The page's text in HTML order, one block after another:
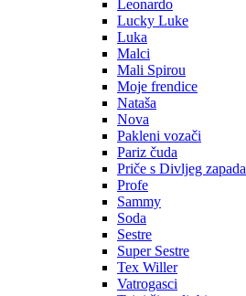
Leonardo
Lucky Luke
Luka
Malci
Mali Spirou
Moje frendice
Nataša
Nova
Pakleni vozači
Pariz čuda
Priče s Divljeg zapada
Profe
Sammy
Soda
Sestre
Super Sestre
Tex Willer
Vatrogasci